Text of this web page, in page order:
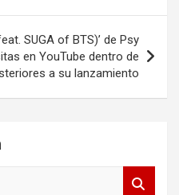
SUGA of BTS)’ de Psy
en YouTube dentro de
a su lanzamiento